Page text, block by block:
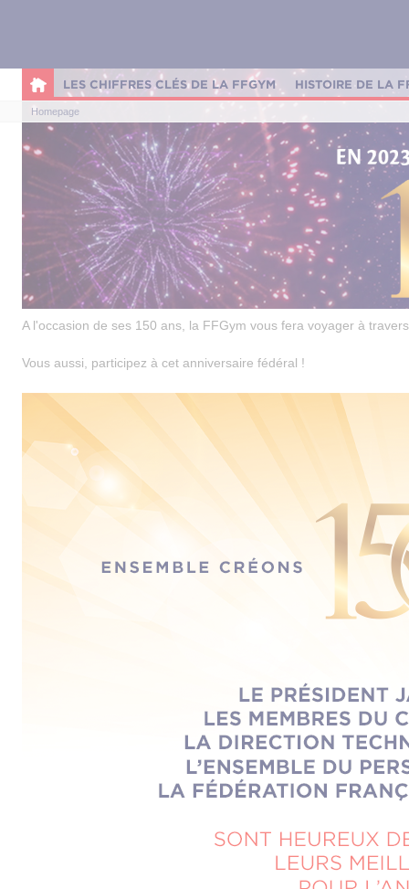
LES CHIFFRES CLÉS DE LA FFGYM HISTOIRE DE LA
Homepage
A l'occasion de ses 150 ans, la FFGym vous fera voyager à
Vous aussi, participez à cet anniversaire fédéral !